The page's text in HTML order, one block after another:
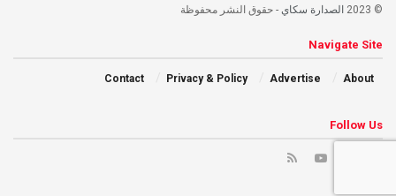
© 2023 الصدارة سكاي - حقوق النشر محفوظة
Navigate Site
About
Advertise
Privacy & Policy
Contact
Follow Us